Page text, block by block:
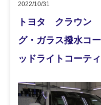
2022/10/31
トヨタ クラウン
グ・ガラス撥水コ
ッドライトコーテ